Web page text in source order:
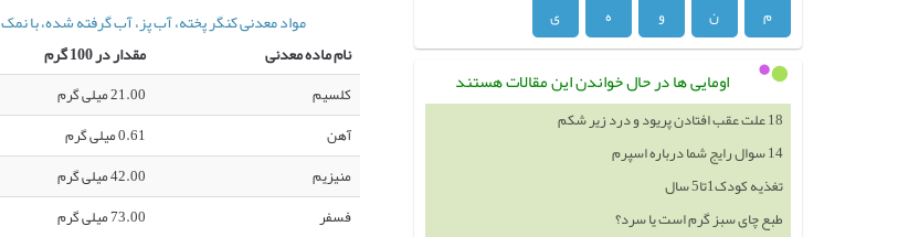
مواد معدنی کنگر پخته، آب پز، آب گرفته شده، با نمک
نام ماده معدنی
مقدار در 100 گرم
کلسیم
21.00 میلی گرم
آهن
0.61 میلی گرم
منیزیم
42.00 میلی گرم
فسفر
73.00 میلی گرم
م
ن و ه ی
اومایی ها در حال خواندن این مقالات هستند
18 علت عقب افتادن پریود و درد زیر شکم
14 سوال رایج شما درباره اسپرم
تغذیه کودک1تا5 سال
طبع چای سبز گرم است یا سرد؟